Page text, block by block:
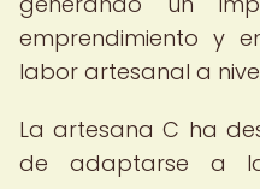
emprendimiento y
labor artesanal a
La artesana C ha
de adaptarse a